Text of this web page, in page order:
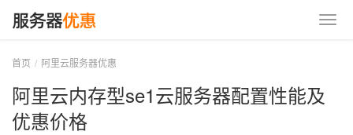
首页 阿里云服务器优惠
阿里云内存型se1云服务器配置性能及
优惠价格